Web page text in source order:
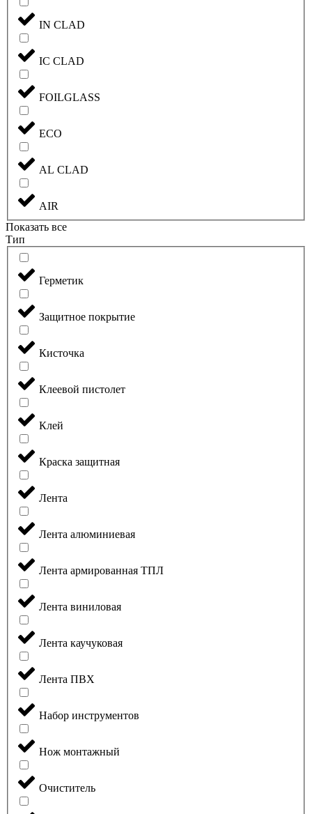
IN CLAD
IC CLAD
FOILGLASS
ECO
AL CLAD
AIR
Показать все
Тип
Герметик
Защитное покрытие
Кисточка
Клеевой пистолет
Клей
Краска защитная
Лента
Лента алюминиевая
Лента армированная ТПЛ
Лента виниловая
Лента каучуковая
Лента ПВХ
Набор инструментов
Нож монтажный
Очиститель